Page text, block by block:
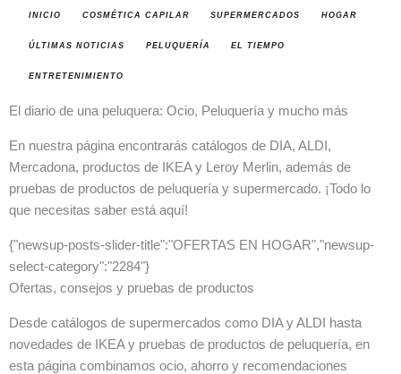
INICIO COSMÉTICA CAPILAR SUPERMERCADOS HOGAR
ÚLTIMAS NOTICIAS PELUQUERÍA EL TIEMPO
ENTRETENIMIENTO
El diario de una peluquera: Ocio, Peluquería y mucho más
En nuestra página encontrarás catálogos de DIA, ALDI,
Mercadona, productos de IKEA y Leroy Merlin, además de
pruebas de productos de peluquería y supermercado. ¡Todo lo
que necesitas saber está aquí!
{"newsup-posts-slider-title":"OFERTAS EN HOGAR","newsup-
select-category":"2284"}
Ofertas, consejos y pruebas de productos
Desde catálogos de supermercados como DIA y ALDI hasta
novedades de IKEA y pruebas de productos de peluquería, en
esta página combinamos ocio, ahorro y recomendaciones